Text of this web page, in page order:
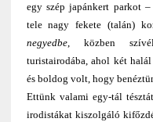
egy szép japánkert parkot
tele nagy fekete (talán)
negyedbe, közben
turistairodába, ahol két
és boldog volt, hogy
Ettünk valami egy-tál
irodistákat kiszolgáló